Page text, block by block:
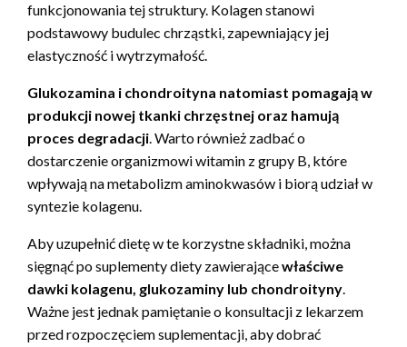
funkcjonowania tej struktury. Kolagen stanowi
podstawowy budulec chrząstki, zapewniający jej
elastyczność i wytrzymałość.
Glukozamina i chondroityna natomiast pomagają w
produkcji nowej tkanki chrzęstnej oraz hamują
proces degradacji. Warto również zadbać o
dostarczenie organizmowi witamin z grupy B, które
wpływają na metabolizm aminokwasów i biorą udział w
syntezie kolagenu.
Aby uzupełnić dietę w te korzystne składniki, można
sięgnąć po suplementy diety zawierającewłaściwe
dawki kolagenu, glukozaminy lub chondroityny.
Ważne jest jednak pamiętanie o konsultacji z lekarzem
przed rozpoczęciem suplementacji, aby dobrać